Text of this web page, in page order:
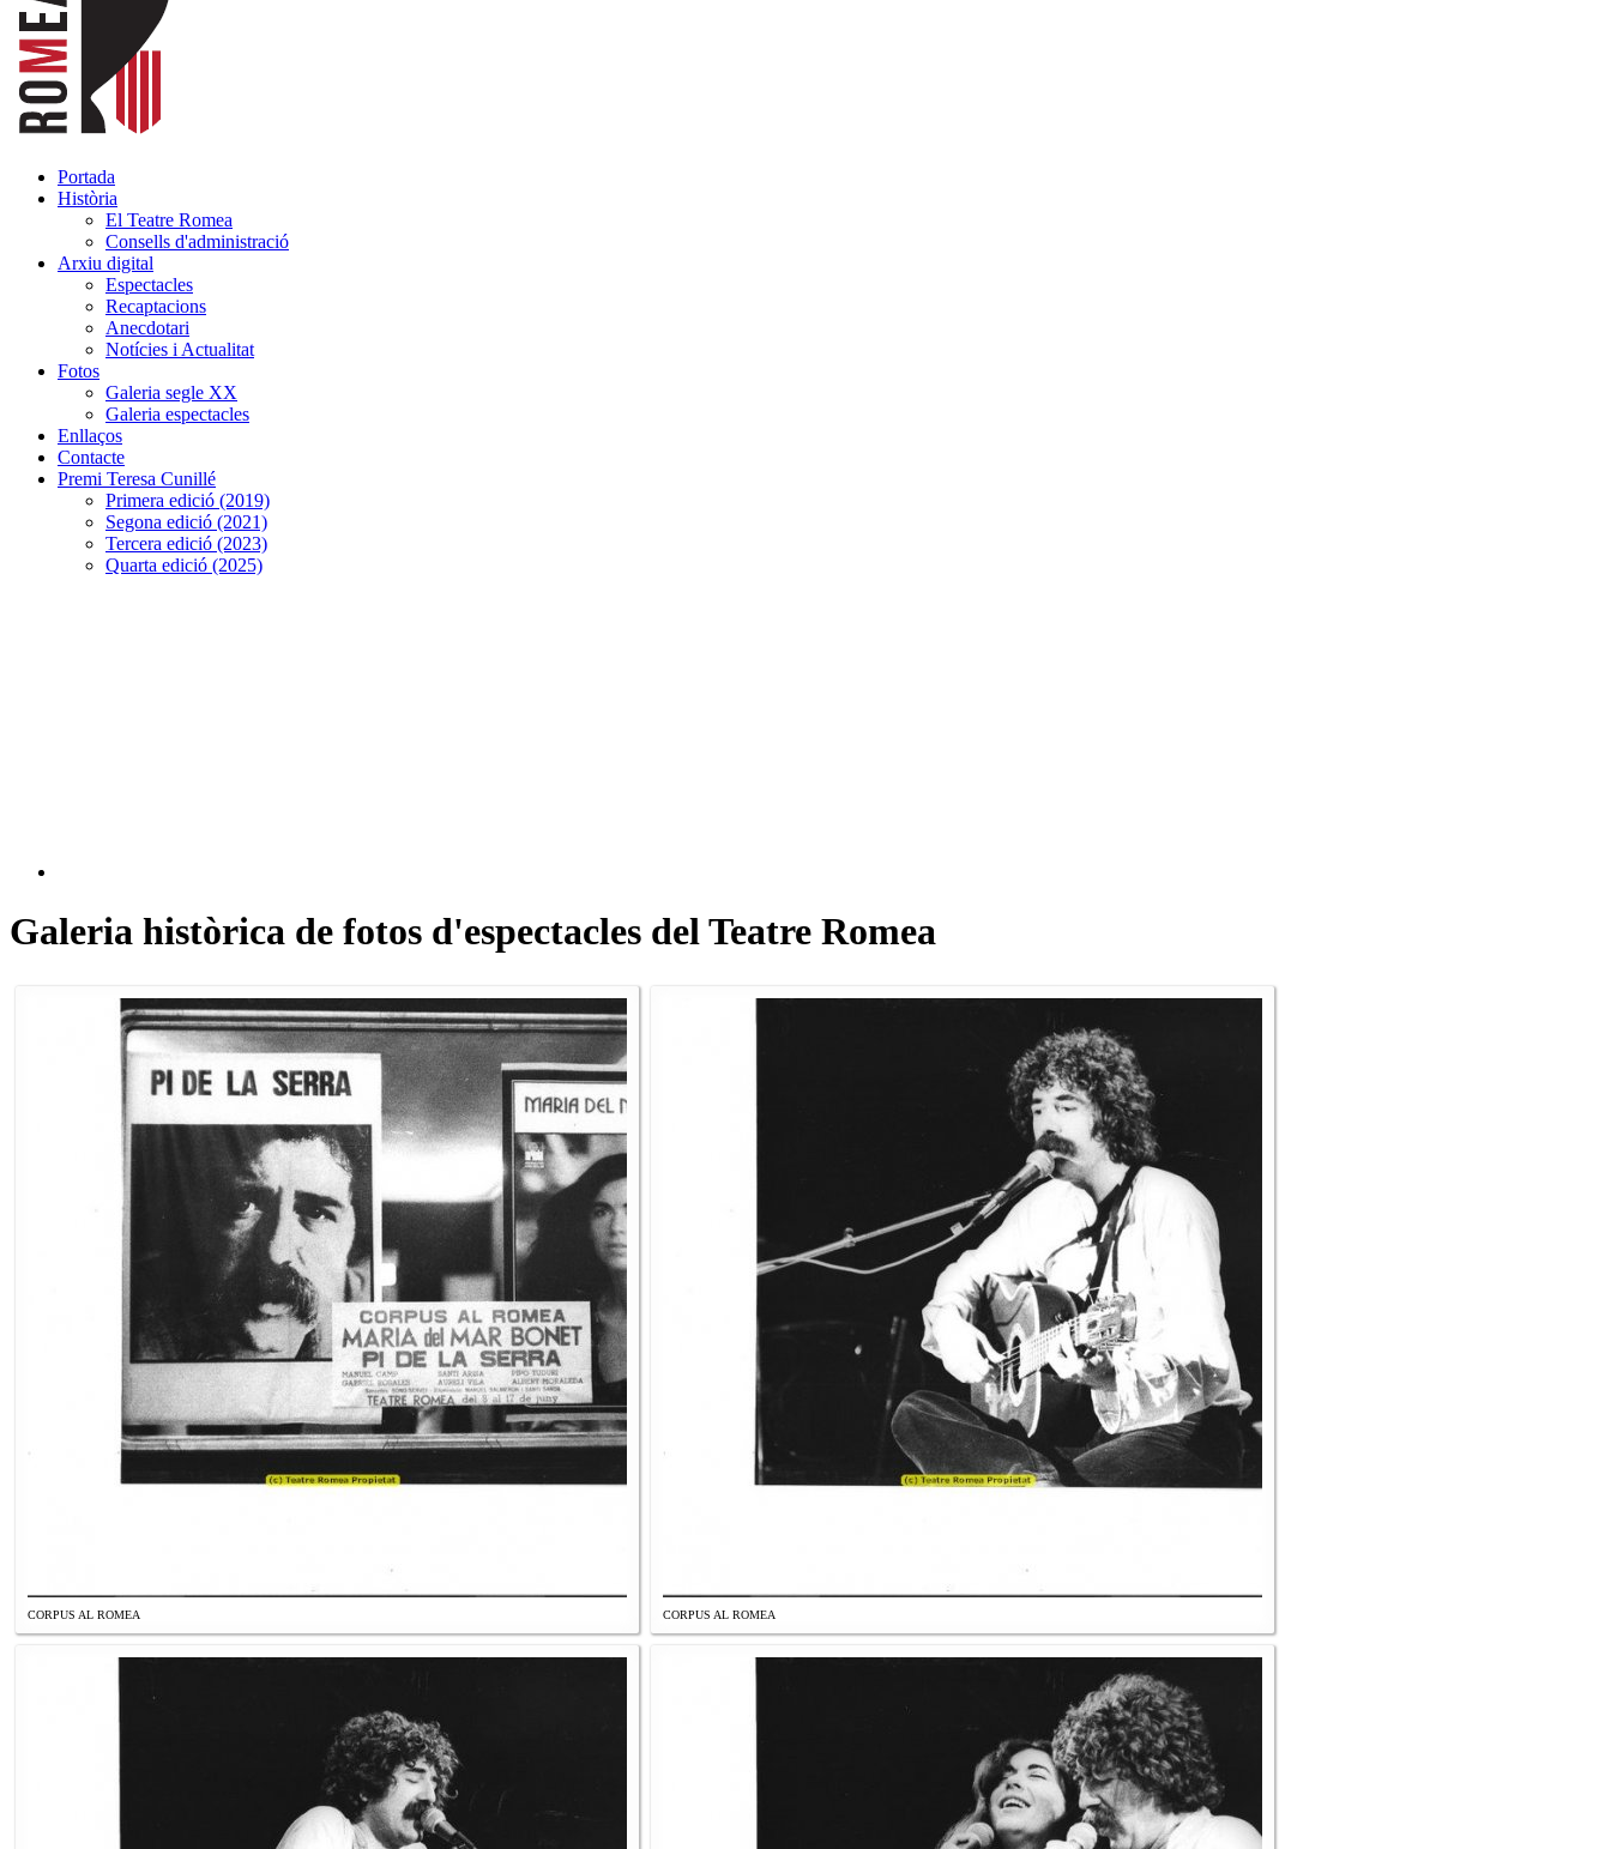
Portada
Història
El Teatre Romea
Consells d'administració
Arxiu digital
Espectacles
Recaptacions
Anecdotari
Notícies i Actualitat
Fotos
Galeria segle XX
Galeria espectacles
Enllaços
Contacte
Premi Teresa Cunillé
Primera edició (2019)
Segona edició (2021)
Tercera edició (2023)
Quarta edició (2025)
Galeria històrica de fotos d'espectacles del Teatre Romea
CORPUS AL ROMEA CORPUS AL ROMEA